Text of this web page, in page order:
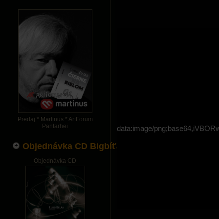
Predaj * Martinus * ArtForum
Pantarhei
Objednávka CD Bigbíťák
Objednávka CD
data:image/